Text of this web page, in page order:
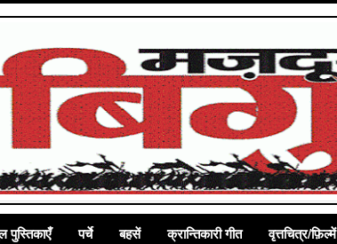
पुस्तिकाएँ पर्चे बहसें क्रान्तिकारी गीत वृत्तचित्र/फ़िल्में